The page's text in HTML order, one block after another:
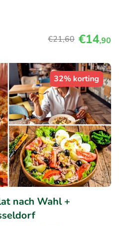
€21,60 €14,90
32% korting
nach Wahl +